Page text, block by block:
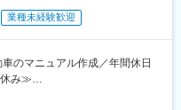
、DX化やシステム企画にも関
多様な関係者と連携するグロ
影響力の大きいポジション
業種未経験歓迎
のマニュアル作成／年間休日
休み≫